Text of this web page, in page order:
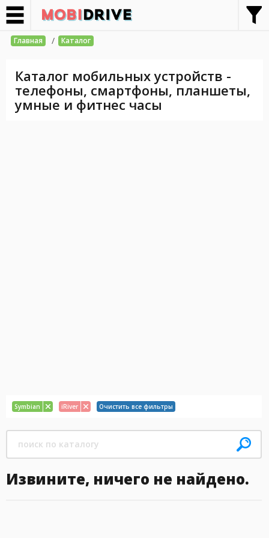
Главная / Каталог
Каталог мобильных устройств -
телефоны, смартфоны, планшеты,
умные и фитнес часы
Symbian iRiver Очистить все фильтры
Извините, ничего не найдено.